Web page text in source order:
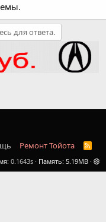
для ответа.
Ремонт Тойота
R
S
S
0.1643s Память 5.19MB